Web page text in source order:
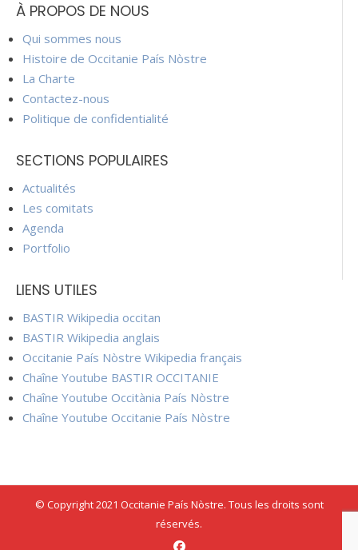
À PROPOS DE NOUS
Qui sommes nous
Histoire de Occitanie País Nòstre
La Charte
Contactez-nous
Politique de confidentialité
SECTIONS POPULAIRES
Actualités
Les comitats
Agenda
Portfolio
LIENS UTILES
BASTIR Wikipedia occitan
BASTIR Wikipedia anglais
Occitanie País Nòstre Wikipedia français
Chaîne Youtube BASTIR OCCITANIE
Chaîne Youtube Occitània País Nòstre
Chaîne Youtube Occitanie País Nòstre
© Copyright 2021 Occitanie País Nòstre. Tous les droits sont
réservés.